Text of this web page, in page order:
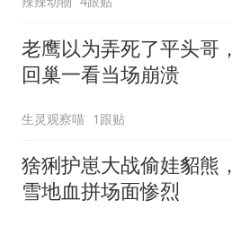
老鹰以为弄死了平头哥，
回巢一看当场崩溃
生灵观察喵 1跟贴
猞猁护崽大战偷娃貂熊，
雪地血拼场面惨烈